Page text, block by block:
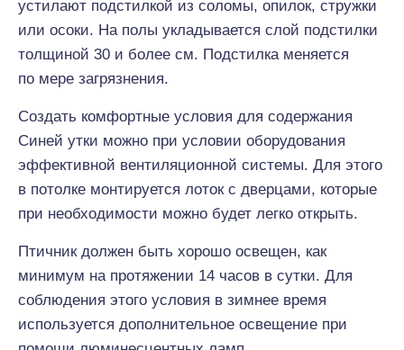
устилают подстилкой из соломы, опилок, стружки
или осоки. На полы укладывается слой подстилки
толщиной 30 и более см. Подстилка меняется
по мере загрязнения.
Создать комфортные условия для содержания
Синей утки можно при условии оборудования
эффективной вентиляционной системы. Для этого
в потолке монтируется лоток с дверцами, которые
при необходимости можно будет легко открыть.
Птичник должен быть хорошо освещен, как
минимум на протяжении 14 часов в сутки. Для
соблюдения этого условия в зимнее время
используется дополнительное освещение при